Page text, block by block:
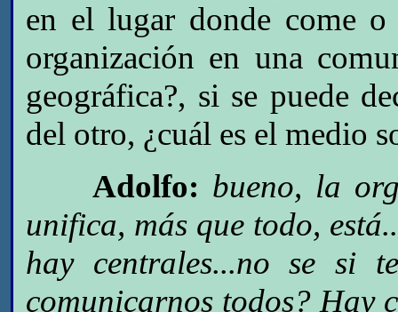
en el lugar donde come o
organización en una
geográfica?, si se puede
del otro, ¿cuál es el medio
Adolfo: bueno, la
unifica, más que todo,
hay centrales...no se si
comunicarnos todos? Hay